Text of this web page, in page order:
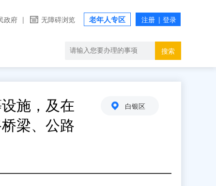
政府 | 无障碍浏览 老年人专区
搜索
施，及在
梁、公路
白银区